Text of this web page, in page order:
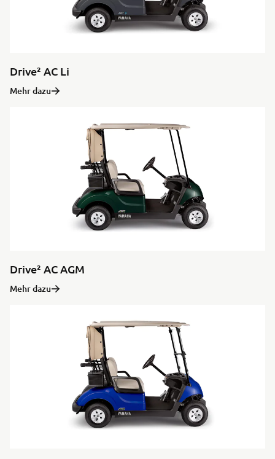
Drive² AC Li
Mehr dazu
Drive² AC AGM
Mehr dazu